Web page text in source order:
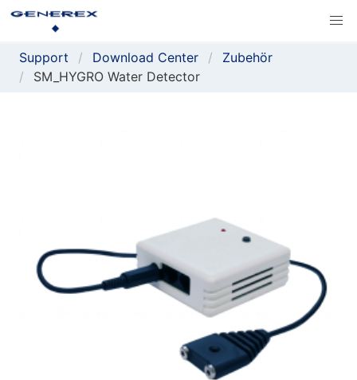
Support Download Center
Zubehör
SM_HYGRO Water Detector